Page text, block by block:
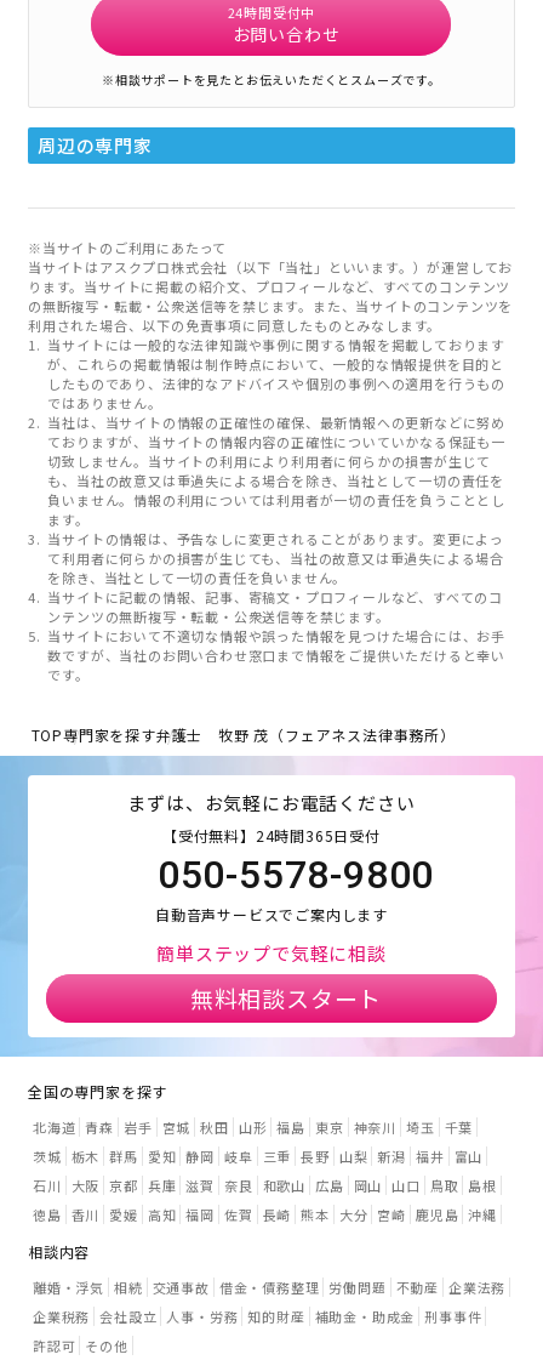
24時間受付中
お問い合わせ
※相談サポートを見たとお伝えいただくとスムーズです。
周辺の専門家
※当サイトのご利用にあたって
当サイトはアスクプロ株式会社（以下「当社」といいます。）が運営してお
ります。当サイトに掲載の紹介文、プロフィールなど、すべてのコンテンツ
の無断複写・転載・公衆送信等を禁じます。また、当サイトのコンテンツを
利用された場合、以下の免責事項に同意したものとみなします。
当サイトには一般的な法律知識や事例に関する情報を掲載しております
が、これらの掲載情報は制作時点において、一般的な情報提供を目的と
したものであり、法律的なアドバイスや個別の事例への適用を行うもの
ではありません。
当社は、当サイトの情報の正確性の確保、最新情報への更新などに努め
ておりますが、当サイトの情報内容の正確性についていかなる保証も一
切致しません。当サイトの利用により利用者に何らかの損害が生じて
も、当社の故意又は重過失による場合を除き、当社として一切の責任を
負いません。情報の利用については利用者が一切の責任を負うこととし
ます。
当サイトの情報は、予告なしに変更されることがあります。変更によっ
て利用者に何らかの損害が生じても、当社の故意又は重過失による場合
を除き、当社として一切の責任を負いません。
当サイトに記載の情報、記事、寄稿文・プロフィールなど、すべてのコ
ンテンツの無断複写・転載・公衆送信等を禁じます。
当サイトにおいて不適切な情報や誤った情報を見つけた場合には、お手
数ですが、当社のお問い合わせ窓口まで情報をご提供いただけると幸い
です。
TOP専門家を探す弁護士 牧野 茂（フェアネス法律事務所）
まずは、お気軽にお電話ください
【受付無料】24時間365日受付
050-5578-9800
自動音声サービスでご案内します
簡単ステップで気軽に相談
無料相談スタート
全国の専門家を探す
北海道 青森 岩手 宮城 秋田 山形 福島 東京 神奈川 埼玉 千葉
茨城 栃木 群馬 愛知 静岡 岐阜 三重 長野 山梨 新潟 福井
富山
石川
大阪 京都 兵庫 滋賀 奈良 和歌山 広島 岡山 山口 鳥取
島根
徳島 香川 愛媛 高知 福岡 佐賀 長崎 熊本 大分 宮崎 鹿児島 沖縄
相談内容
離婚・浮気 相続 交通事故 借金・債務整理 労働問題 不動産 企業法務
企業税務 会社設立 人事・労務 知的財産 補助金・助成金 刑事事件
許認可 その他